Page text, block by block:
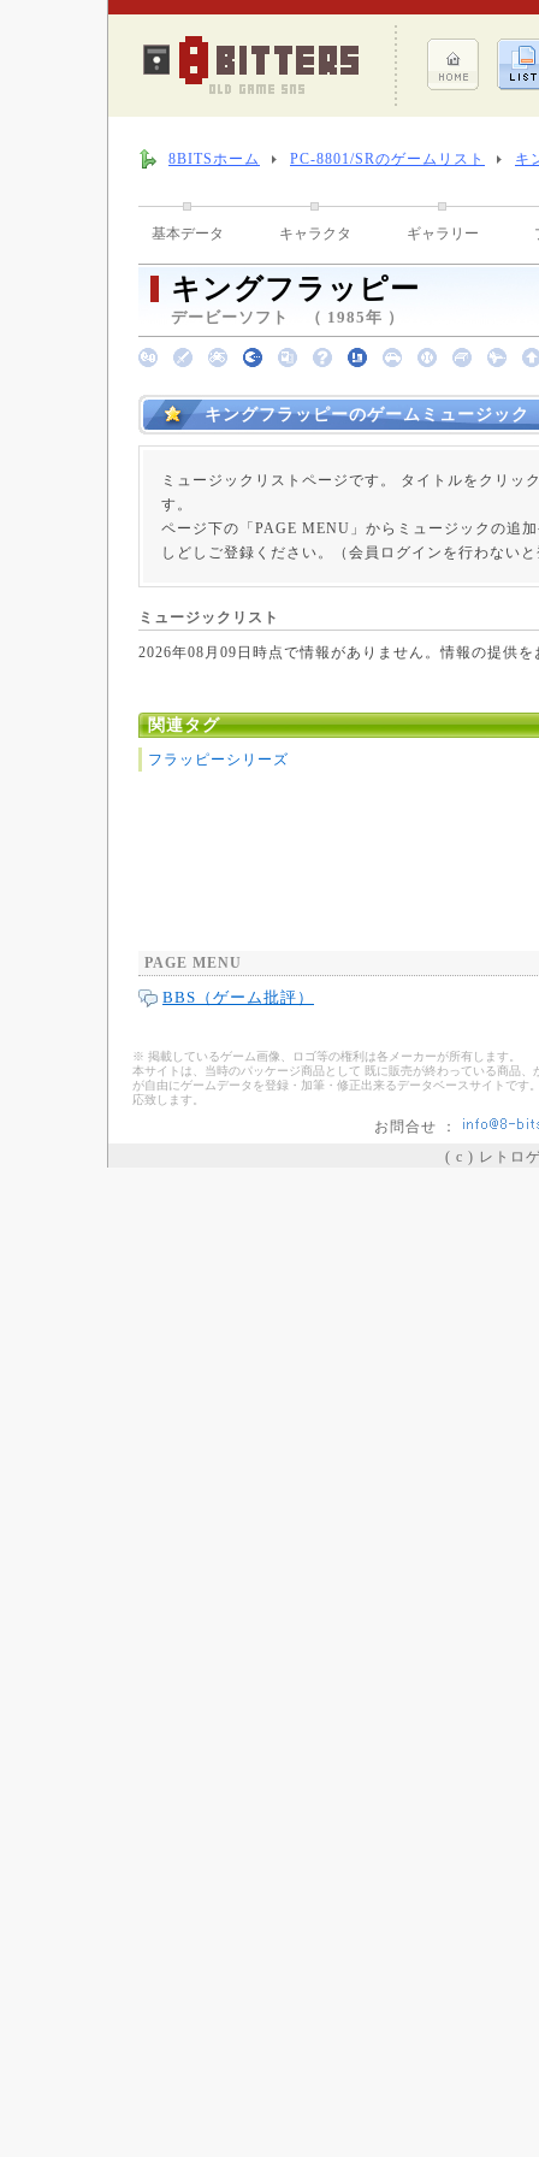
8BITSホーム PC-8801/SRのゲームリスト キ
基本データ キャラクタ ギャラリー
キングフラッピー
デービーソフト （ 1985年 ）
キングフラッピーのゲームミュージック
ミュージックリストページです。 タイトルをクリッ
す。
ページ下の「PAGE MENU」からミュージックの追
しどしご登録ください。（会員ログインを行わない
ミュージックリスト
2026年08月09日時点で情報がありません。情報の提供
関連タグ
フラッピーシリーズ
PAGE MENU
BBS（ゲーム批評）
※ 掲載しているゲーム画像、ロゴ等の権利は各メーカーが所有します。
本サイトは、当時のパッケージ商品として 既に販売が終わっている商品
が自由にゲームデータを登録・加筆・修正出来るデータベースサイトで
応致します。
お問合せ ：
( c ) レトロ